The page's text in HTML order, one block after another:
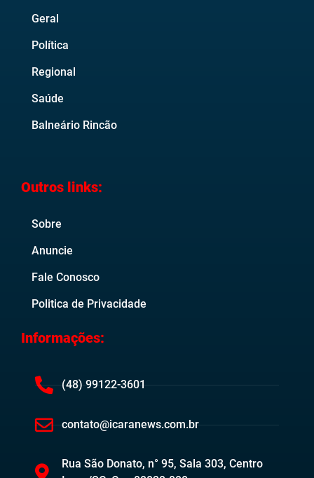
Geral
Política
Regional
Saúde
Balneário Rincão
Outros links:
Sobre
Anuncie
Fale Conosco
Politica de Privacidade
Informações:
(48) 99122-3601
contato@icaranews.com.br
Rua São Donato, n° 95, Sala 303, Centro